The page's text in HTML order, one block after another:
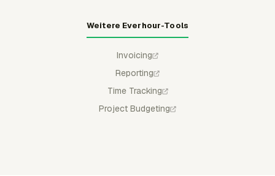
Weitere Everhour-Tools
Invoicing
Reporting
Time Tracking
Project Budgeting